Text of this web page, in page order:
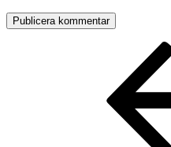
Inläggsnavigering